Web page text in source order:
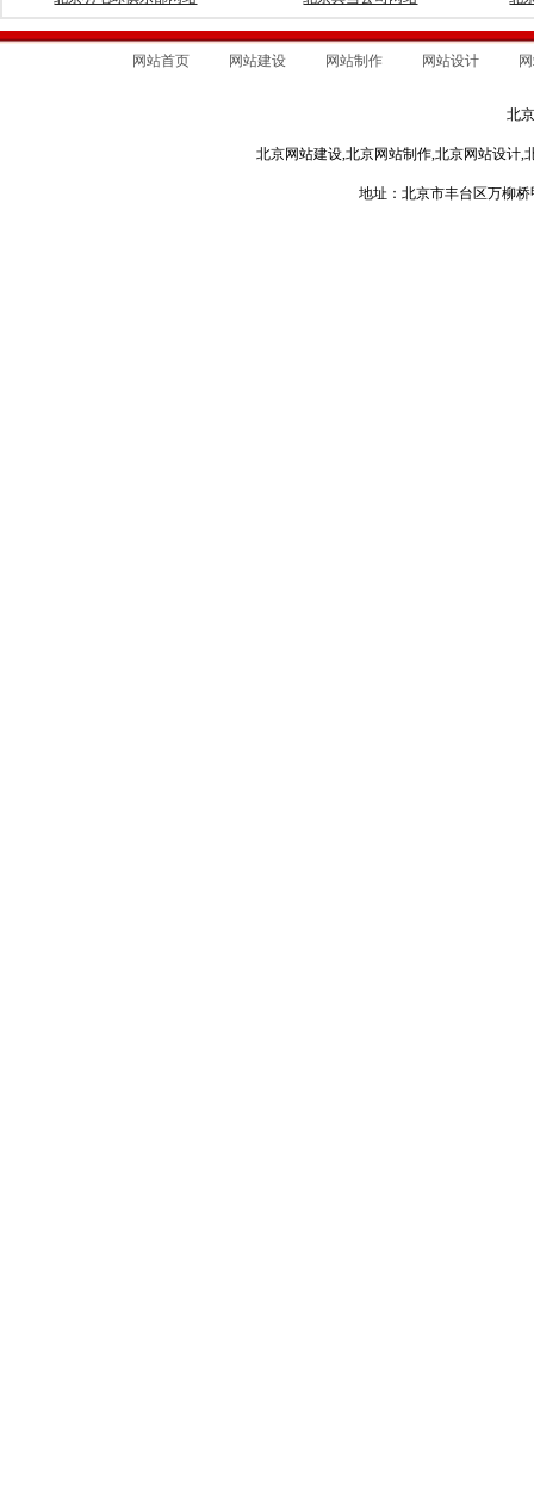
网站首页 网站建设 网站制作 网站设计
北
北京网站建设,北京网站制作,北京网站设计,
地址：北京市丰台区万柳桥